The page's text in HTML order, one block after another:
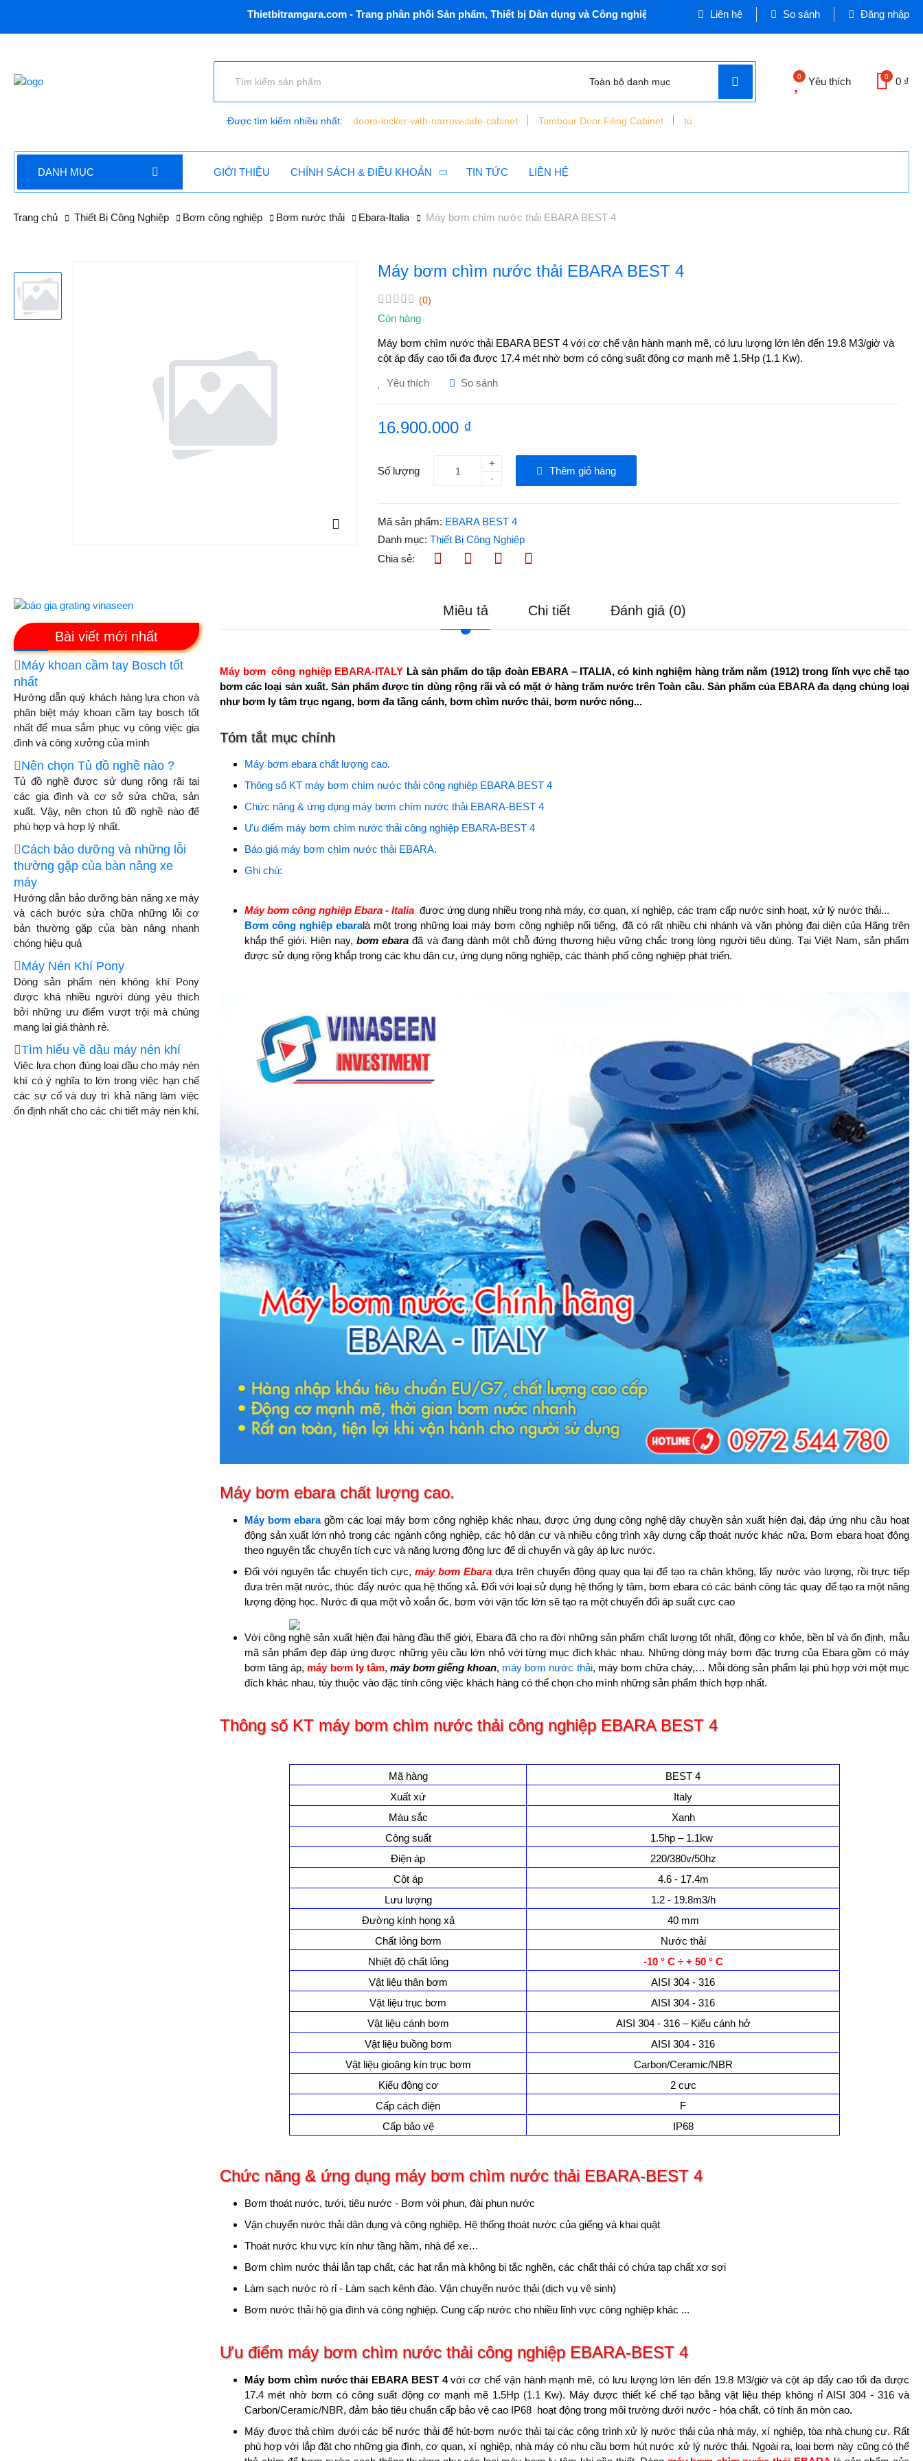
Thietbitramgara.com - Trang phân phối Sản phẩm, Thiết bị Dân dụng và Công nghiệp - Cơ quan chủ quản: VINASEEN MIỀN TRUNG
Liên hệ So sánh Đăng nhập
Toàn bộ danh mục
Được tìm kiếm nhiều nhất: doors-locker-with-narrow-side-cabinet Tambour Door Filing Cabinet
tủ
0 Yêu thích 0 0 ₫
DANH MỤC GIỚI THIỆU CHÍNH SÁCH & ĐIỀU KHOẢN TIN TỨC LIÊN HỆ
Trang chủ Thiết Bị Công Nghiệp Bơm công nghiệp Bơm nước thải Ebara-Italia Máy bơm chìm nước thải EBARA BEST 4
Máy bơm chìm nước thải EBARA BEST 4
(0)
Còn hàng
Máy bơm chìm nước thải EBARA BEST 4 với cơ chế vận hành mạnh mẽ, có lưu lượng lớn lên đến 19.8 M3/giờ và
cột áp đẩy cao tối đa được 17.4 mét nhờ bơm có công suất động cơ mạnh mẽ 1.5Hp (1.1 Kw).
Yêu thích So sánh
16.900.000 ₫
Số lượng
+
-
Thêm giỏ hàng
Mã sản phẩm: EBARA BEST 4
Danh mục: Thiết Bị Công Nghiệp
Chia sẻ:
Bài viết mới nhất
Máy khoan cầm tay Bosch tốt
nhất
Hướng dẫn quý khách hàng lựa chọn và
phân biệt máy khoan cầm tay bosch tốt
nhất để mua sắm phục vụ công việc gia
đình và công xưởng của mình
Nên chọn Tủ đồ nghề nào ?
Tủ đồ nghề được sử dụng rộng rãi tại
các gia đình và cơ sở sửa chữa, sản
xuất. Vậy, nên chọn tủ đồ nghề nào để
phù hợp và hợp lý nhất.
Cách bảo dưỡng và những lỗi
thường gặp của bàn nâng xe
máy
Hướng dẫn bảo dưỡng bàn nâng xe máy
và cách bước sửa chữa những lỗi cơ
bản thường gặp của bàn nâng nhanh
chóng hiệu quả
Máy Nén Khí Pony
Dòng sản phẩm nén không khí Pony
được khá nhiều người dùng yêu thích
bởi những ưu điểm vượt trội mà chúng
mang lại giá thành rẻ.
Tìm hiểu về dầu máy nén khí
Việc lựa chọn đúng loại dầu cho máy nén
khí có ý nghĩa to lớn trong việc hạn chế
các sự cố và duy trì khả năng làm việc
ổn định nhất cho các chi tiết máy nén khí.
Miêu tả Chi tiết Đánh giá (0)
Máy bơm công nghiệp EBARA-ITALY Là sản phẩm do tập đoàn EBARA – ITALIA, có kinh nghiệm hàng trăm năm (1912) trong lĩnh vực chế tạo
bơm các loại sản xuất. Sản phẩm được tin dùng rộng rãi và có mặt ở hàng trăm nước trên Toàn cầu. Sản phẩm của EBARA đa dạng chủng loại
như bơm ly tâm trục ngang, bơm đa tầng cánh, bơm chìm nước thải, bơm nước nóng...
Tóm tắt mục chính
Máy bơm ebara chất lượng cao.
Thông số KT máy bơm chìm nước thải công nghiệp EBARA BEST 4
Chức năng & ứng dụng máy bơm chìm nước thải EBARA-BEST 4
Ưu điểm máy bơm chìm nước thải công nghiệp EBARA-BEST 4
Báo giá máy bơm chìm nước thải EBARA.
Ghi chú:
Máy bơm công nghiệp Ebara - Italia được ứng dụng nhiều trong nhà máy, cơ quan, xí nghiệp, các trạm cấp nước sinh hoạt, xử lý nước thải...
Bơm công nghiệp ebaralà một trong những loại máy bơm công nghiệp nổi tiếng, đã có rất nhiều chi nhánh và văn phòng đại diện của Hãng trên
khắp thế giới. Hiện nay,bơm ebara đã và đang dành một chỗ đứng thương hiệu vững chắc trong lòng người tiêu dùng. Tại Việt Nam, sản phẩm
được sử dụng rộng khắp trong các khu dân cư, ứng dụng nông nghiệp, các thành phố công nghiệp phát triển.
Máy bơm ebara chất lượng cao.
Máy bơm ebaragồm các loại máy bơm công nghiệp khác nhau, được ứng dụng công nghệ dây chuyền sản xuất hiện đại, đáp ứng nhu cầu hoạt
động sản xuất lớn nhỏ trong các ngành công nghiệp, các hộ dân cư và nhiều công trình xây dựng cấp thoát nước khác nữa. Bơm ebara hoạt động
theo nguyên tắc chuyển tích cực và năng lượng động lực để di chuyển và gây áp lực nước.
Đối với nguyên tắc chuyển tích cực, máy bơm Ebaradựa trên chuyển động quay qua lại để tạo ra chân không, lấy nước vào lượng, rồi trực tiếp
đưa trên mặt nước, thúc đẩy nước qua hệ thống xả. Đối với loại sử dụng hệ thống ly tâm, bơm ebara có các bánh công tác quay để tạo ra một năng
lượng động học. Nước đi qua một vỏ xoắn ốc, bơm với vận tốc lớn sẽ tạo ra một chuyển đổi áp suất cực cao
Với công nghệ sản xuất hiện đại hàng đầu thế giới, Ebara đã cho ra đời những sản phẩm chất lượng tốt nhất, động cơ khỏe, bền bỉ và ổn định, mẫu
mã sản phẩm đẹp đáp ứng được những yêu cầu lớn nhỏ với từng mục đích khác nhau. Những dòng máy bơm đặc trưng của Ebara gồm có máy
bơm tăng áp, máy bơm ly tâm, máy bơm giếng khoan, máy bơm nước thải, máy bơm chữa cháy,… Mỗi dòng sản phẩm lại phù hợp với một mục
đích khác nhau, tùy thuộc vào đặc tính công việc khách hàng có thể chọn cho mình những sản phẩm thích hợp nhất.
Thông số KT máy bơm chìm nước thải công nghiệp EBARA BEST 4
Mã hàng
BEST 4
Xuất xứ
Italy
Màu sắc
Xanh
Công suất
1.5hp – 1.1kw
Điện áp
220/380v/50hz
Cột áp
4.6 - 17.4m
Lưu lượng
1.2 - 19.8m3/h
Đường kính họng xả
40 mm
Chất lỏng bơm
Nước thải
Nhiệt độ chất lỏng
-10 ° C ÷ + 50 ° C
Vật liệu thân bơm
AISI 304 - 316
Vật liệu trục bơm
AISI 304 - 316
Vật liệu cánh bơm
AISI 304 - 316 – Kiểu cánh hở
Vật liệu buồng bơm
AISI 304 - 316
Vật liệu gioăng kín trục bơm
Carbon/Ceramic/NBR
Kiểu động cơ
2 cực
Cấp cách điện
F
Cấp bảo vệ
IP68
Chức năng & ứng dụng máy bơm chìm nước thải EBARA-BEST 4
Bơm thoát nước, tưới, tiêu nước - Bơm vòi phun, đài phun nước
Vận chuyển nước thải dân dụng và công nghiệp. Hệ thống thoát nước của giếng và khai quật
Thoát nước khu vực kín như tầng hầm, nhà để xe…
Bơm chìm nước thải lẫn tạp chất, các hạt rắn mà không bị tắc nghẽn, các chất thải có chứa tạp chất xơ sợi
Làm sạch nước rò rỉ - Làm sạch kênh đào. Vận chuyển nước thải (dịch vụ vệ sinh)
Bơm nước thải hộ gia đình và công nghiệp. Cung cấp nước cho nhiều lĩnh vực công nghiệp khác ...
Ưu điểm máy bơm chìm nước thải công nghiệp EBARA-BEST 4
Máy bơm chìm nước thải EBARA BEST 4với cơ chế vận hành mạnh mẽ, có lưu lượng lớn lên đến 19.8 M3/giờ và cột áp đẩy cao tối đa được
17.4 mét nhờ bơm có công suất động cơ mạnh mẽ 1.5Hp (1.1 Kw). Máy được thiết kế chế tạo bằng vật liệu thép không rỉ AISI 304 - 316 và
Carbon/Ceramic/NBR, đảm bảo tiêu chuẩn cấp bảo vệ cao IP68 hoạt động trong môi trường dưới nước - hóa chất, có tính ăn mòn cao.
Máy được thả chìm dưới các bể nước thải để hút-bơm nước thải tại các công trình xử lý nước thải của nhà máy, xí nghiệp, tòa nhà chung cư. Rất
phù hợp với lắp đặt cho những gia đình, cơ quan, xí nghiệp, nhà máy có nhu cầu bơm hút nước xử lý nước thải. Ngoài ra, loại bơm này cũng có thể